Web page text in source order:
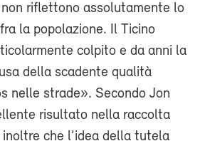
riflettono assolutamente lo
la popolazione. Il Ticino
colpito e da anni la
della scadente qualità
nelle strade». Secondo Jon
risultato nella raccolta
che l’idea della tutela